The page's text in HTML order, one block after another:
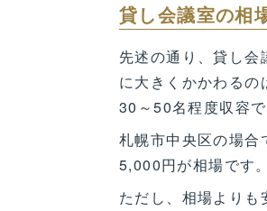
貸し会議室の相
先述の通り、貸し
に大きくかかわる
30～50名程度収容
札幌市中央区の場
5,000円が相場です。
ただし、相場より